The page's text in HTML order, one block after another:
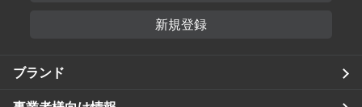
新規登録
ブランド